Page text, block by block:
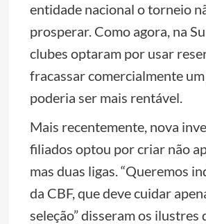
entidade nacional o torneio
prosperar. Como agora, na
clubes optaram por usar
fracassar comercialmente
poderia ser mais rentável.
Mais recentemente, nova
filiados optou por criar não
mas duas ligas. “Queremos
da CBF, que deve cuidar
seleção” disseram os ilustres